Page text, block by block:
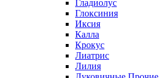
Гладиолус
Глоксиния
Иксия
Калла
Крокус
Лиатрис
Лилия